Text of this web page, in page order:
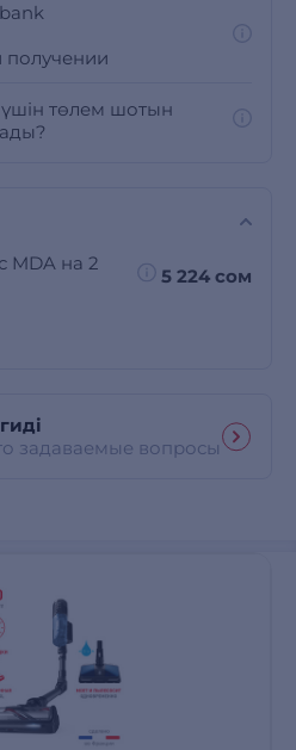
төлем шотын
MDA на 2
5 224 сом
задаваемые вопросы